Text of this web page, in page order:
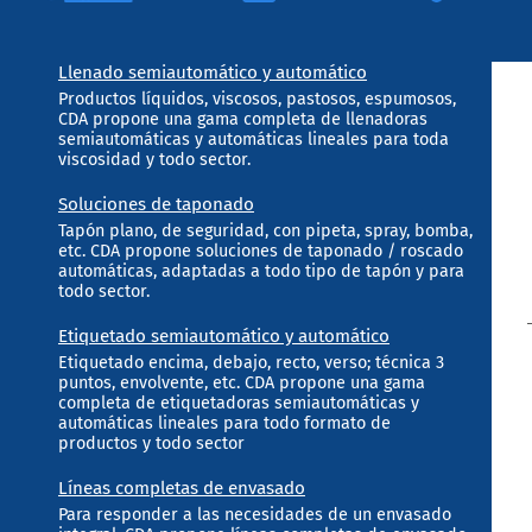
Llenado semiautomático y automático
Productos líquidos, viscosos, pastosos, espumosos,
CDA propone una gama completa de llenadoras
semiautomáticas y automáticas lineales para toda
viscosidad y todo sector.
Soluciones de taponado
Tapón plano, de seguridad, con pipeta, spray, bomba,
etc. CDA propone soluciones de taponado / roscado
automáticas, adaptadas a todo tipo de tapón y para
todo sector.
Etiquetado semiautomático y automático
Etiquetado encima, debajo, recto, verso; técnica 3
puntos, envolvente, etc. CDA propone una gama
completa de etiquetadoras semiautomáticas y
automáticas lineales para todo formato de
productos y todo sector
Líneas completas de envasado
Para responder a las necesidades de un envasado